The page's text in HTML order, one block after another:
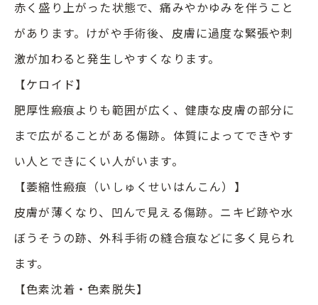
赤く盛り上がった状態で、痛みやかゆみを伴うこと
があります。けがや手術後、皮膚に過度な緊張や刺
激が加わると発生しやすくなります。
【ケロイド】
肥厚性瘢痕よりも範囲が広く、健康な皮膚の部分に
まで広がることがある傷跡。体質によってできやす
い人とできにくい人がいます。
【萎縮性瘢痕（いしゅくせいはんこん）】
皮膚が薄くなり、凹んで見える傷跡。ニキビ跡や水
ぼうそうの跡、外科手術の縫合痕などに多く見られ
ます。
【色素沈着・色素脱失】